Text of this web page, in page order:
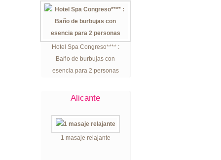
Hotel Spa Congreso**** :
Baño de burbujas con
esencia para 2 personas
Alicante
1 masaje relajante